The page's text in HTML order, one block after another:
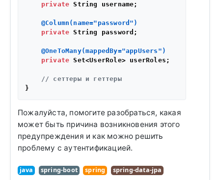
private String username;
@Column(name="password")
private String password;
@OneToMany(mappedBy="appUsers")
private Set<UserRole> userRoles;
// сеттеры и геттеры
Пожалуйста, помогите разобраться, какая
может быть причина возникновения этого
предупреждения и как можно решить
проблему с аутентификацией.
java spring-boot spring spring-data-jpa